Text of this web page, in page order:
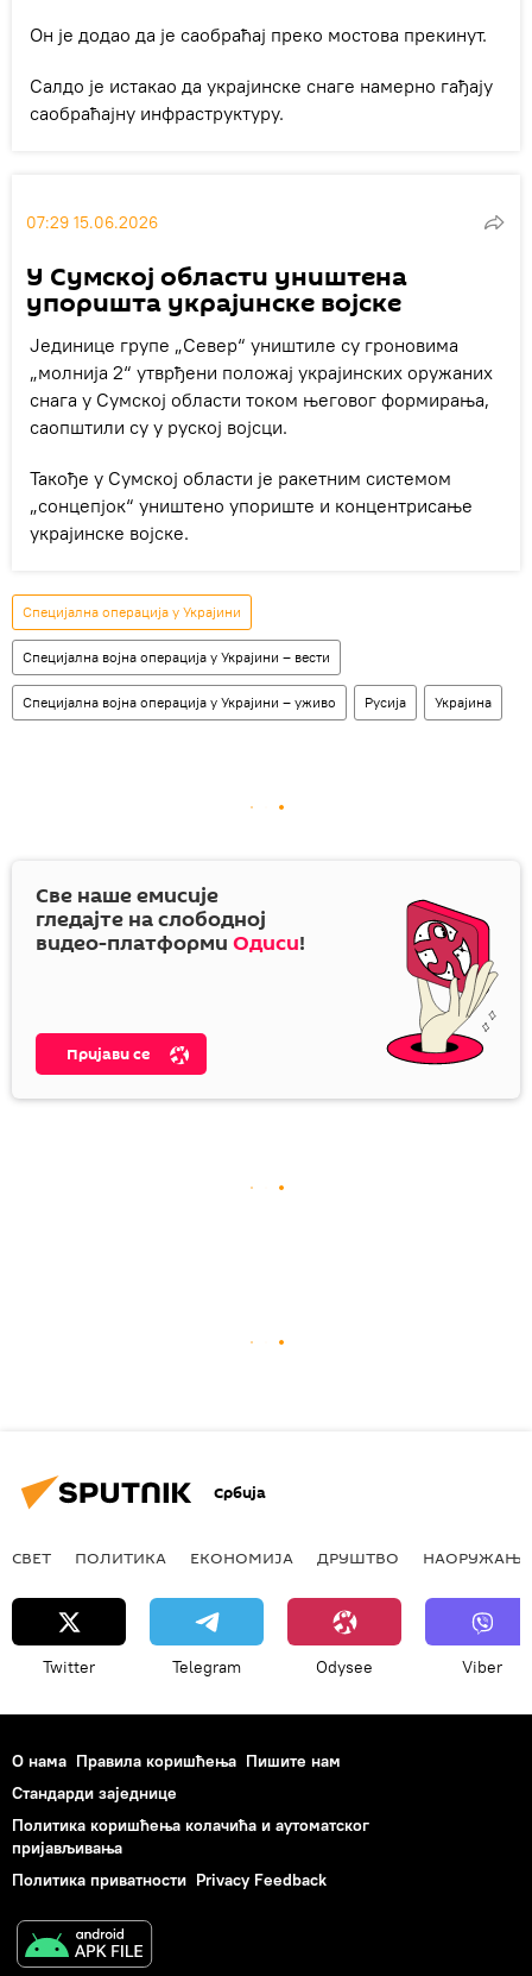
Он је додао да је саобраћај преко мостова прекинут.
Салдо је истакао да украјинске снаге намерно гађају
саобраћајну инфраструктуру.
07:29 15.06.2026
У Сумској области уништена
упоришта украјинске војске
Јединице групе „Север“ уништиле су гроновима
„молнија 2“ утврђени положај украјинских оружаних
снага у Сумској области током његовог формирања,
саопштили су у руској војсци.
Такође у Сумској области је ракетним системом
„сонцепјок“ уништено упориште и концентрисање
украјинске војске.
Специјална операција у Украјини
Специјална војна операција у Украјини – вести
Специјална војна операција у Украјини – уживо Русија Украјина
Све наше емисије
гледајте на слободној
видео-платформи Одиси!
Пријави се
Србија
СВЕТ ПОЛИТИКА ЕКОНОМИЈА ДРУШТВО НАОРУЖАЊЕ
Twitter Telegram Odysee Viber
О нама Правила коришћења Пишите нам
Стандарди заједнице
Политика коришћења колачића и аутоматског
пријављивања
Политика приватности Privacy Feedback